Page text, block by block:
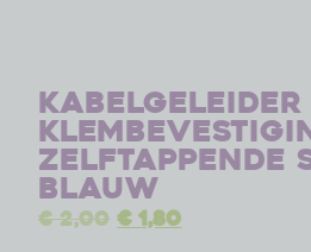
Kabelgeleider
zelftappende
Blauw
€2,00 €1,80